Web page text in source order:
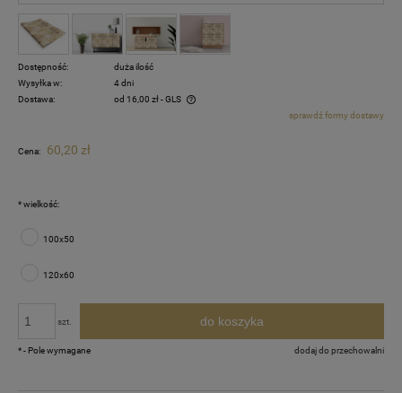
Dostępność:
duża ilość
Wysyłka w:
4 dni
Dostawa:
od 16,00 zł- GLS
Cena nie zawiera ewentualnych kosztów płatnościsprawdź formy dostawy
Cena: 60,20 zł
*wielkość:
100x50
120x60
szt. do koszyka
dodaj do przechowalni
*- Pole wymagane